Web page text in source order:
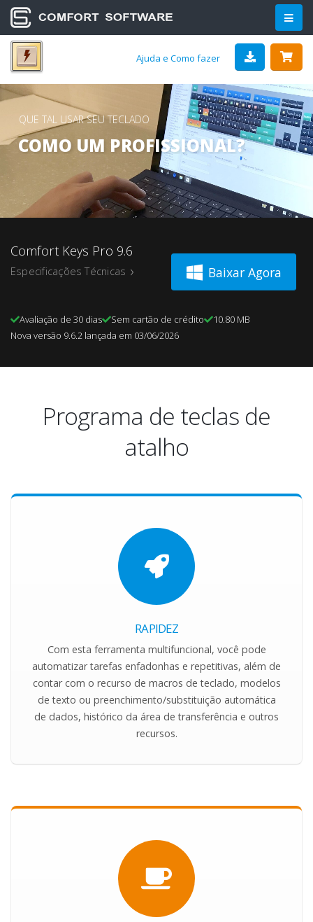
Ajuda e Como fazer
QUE TAL USAR SEU TECLADO
COMO UM PROFISSIONAL?
Comfort Keys Pro 9.6
Especificações Técnicas Baixar Agora
Avaliação de 30 dias Sem cartão de crédito
10.80 MB
Nova versão 9.6.2 lançada em 03/06/2026
Programa de teclas de
atalho
RAPIDEZ
Com esta ferramenta multifuncional, você pode
automatizar tarefas enfadonhas e repetitivas, além de
contar com o recurso de macros de teclado, modelos
de texto ou preenchimento/substituição automática
de dados, histórico da área de transferência e outros
recursos.